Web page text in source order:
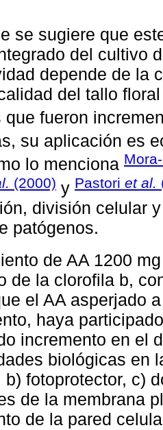
se sugiere que
del cultivo
depende de la
del tallo
que fueron
su aplicación es
lo menciona
(2000) y Pastori et al.
división celular
patógenos.
de AA 1200
de la clorofila b,
el AA asperjado
haya
incremento en el
biológicas en
b) fotoprotector, c)
de la membrana
de la pared